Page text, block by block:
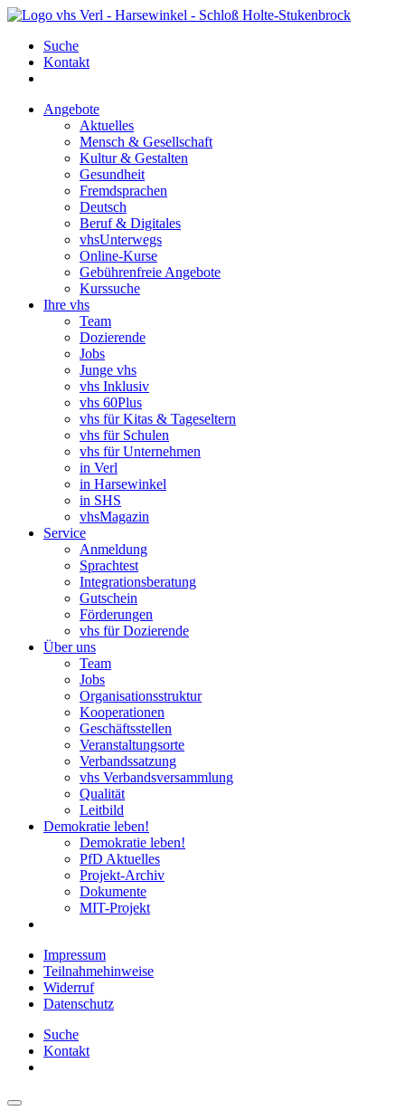
Suche
Kontakt
Angebote
Aktuelles
Mensch & Gesellschaft
Kultur & Gestalten
Gesundheit
Fremdsprachen
Deutsch
Beruf & Digitales
vhsUnterwegs
Online-Kurse
Gebührenfreie Angebote
Kurssuche
Ihre vhs
Team
Dozierende
Jobs
Junge vhs
vhs Inklusiv
vhs 60Plus
vhs für Kitas & Tageseltern
vhs für Schulen
vhs für Unternehmen
in Verl
in Harsewinkel
in SHS
vhsMagazin
Service
Anmeldung
Sprachtest
Integrationsberatung
Gutschein
Förderungen
vhs für Dozierende
Über uns
Team
Jobs
Organisationsstruktur
Kooperationen
Geschäftsstellen
Veranstaltungsorte
Verbandssatzung
vhs Verbandsversammlung
Qualität
Leitbild
Demokratie leben!
Demokratie leben!
PfD Aktuelles
Projekt-Archiv
Dokumente
MIT-Projekt
Impressum
Teilnahmehinweise
Widerruf
Datenschutz
Suche
Kontakt